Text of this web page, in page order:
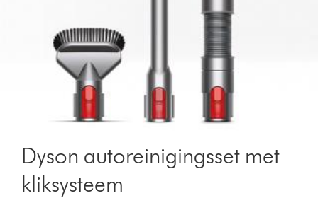
Dyson autoreinigingsset met
kliksysteem